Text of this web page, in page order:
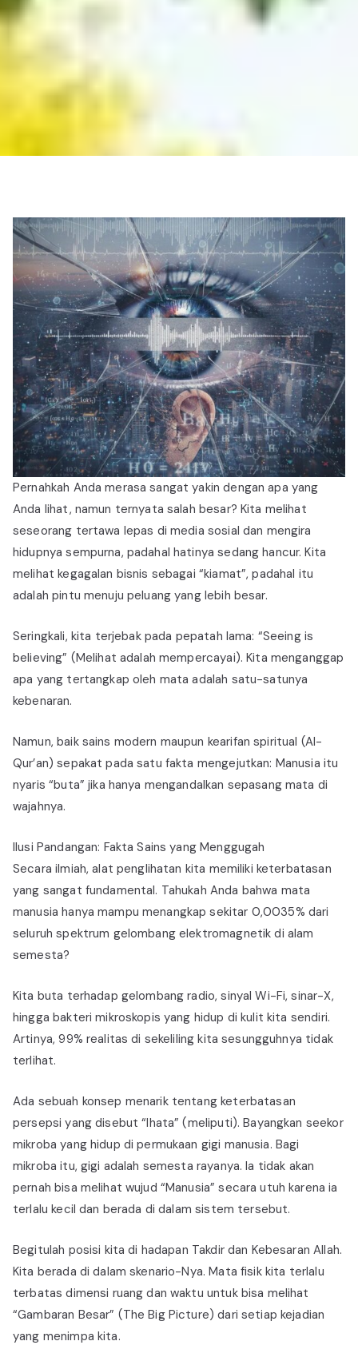
Pernahkah Anda merasa sangat yakin dengan apa yang
Anda lihat, namun ternyata salah besar? Kita melihat
seseorang tertawa lepas di media sosial dan mengira
hidupnya sempurna, padahal hatinya sedang hancur. Kita
melihat kegagalan bisnis sebagai “kiamat”, padahal itu
adalah pintu menuju peluang yang lebih besar.
Seringkali, kita terjebak pada pepatah lama: “Seeing is
believing” (Melihat adalah mempercayai). Kita menganggap
apa yang tertangkap oleh mata adalah satu-satunya
kebenaran.
Namun, baik sains modern maupun kearifan spiritual (Al-
Qur’an) sepakat pada satu fakta mengejutkan: Manusia itu
nyaris “buta” jika hanya mengandalkan sepasang mata di
wajahnya.
Ilusi Pandangan: Fakta Sains yang Menggugah
Secara ilmiah, alat penglihatan kita memiliki keterbatasan
yang sangat fundamental. Tahukah Anda bahwa mata
manusia hanya mampu menangkap sekitar 0,0035% dari
seluruh spektrum gelombang elektromagnetik di alam
semesta?
Kita buta terhadap gelombang radio, sinyal Wi-Fi, sinar-X,
hingga bakteri mikroskopis yang hidup di kulit kita sendiri.
Artinya, 99% realitas di sekeliling kita sesungguhnya tidak
terlihat.
Ada sebuah konsep menarik tentang keterbatasan
persepsi yang disebut “Ihata” (meliputi). Bayangkan seekor
mikroba yang hidup di permukaan gigi manusia. Bagi
mikroba itu, gigi adalah semesta rayanya. Ia tidak akan
pernah bisa melihat wujud “Manusia” secara utuh karena ia
terlalu kecil dan berada di dalam sistem tersebut.
Begitulah posisi kita di hadapan Takdir dan Kebesaran Allah.
Kita berada di dalam skenario-Nya. Mata fisik kita terlalu
terbatas dimensi ruang dan waktu untuk bisa melihat
“Gambaran Besar” (The Big Picture) dari setiap kejadian
yang menimpa kita.